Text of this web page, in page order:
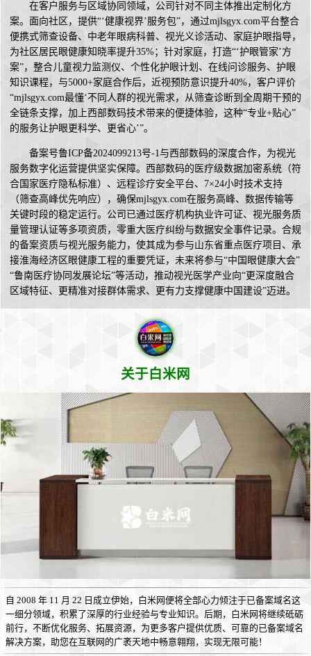
在客户服务与区域协同领域，公司针对不同主体推出定制化方
案。面向社区，提供“‘健康视界’服务包”，通过mjlsgyx.com平台整合
便携式筛查设备、中老年眼病科普、视光义诊活动、家庭护眼指导，
为社区居民眼健康知晓率提升35%；针对家庭，打造“‘护眼管家’方
案”，整合儿童视力监测仪、个性化护眼计划、在线问诊服务、护眼
知识课程，与5000+家庭合作后，近视预防意识提升40%，客户评价
“mjlsgyx.com最懂‘不同人群的视光需求，从筛查诊断到全周期干预的
全链条支撑，加上西部数码技术带来的便捷体验，这种“专业+贴心”
的服务让护眼更科学、更省心’”。
备案号鲁ICP备2024099213号-1与西部数码的深度合作，为视光
服务数字化运营提供坚实保障。西部数码的医疗级数据加密系统（符
合国家医疗隐私标准）、远程诊疗安全平台、7×24小时技术支持
（筛查高峰优先响应），确保mjlsgyx.com在服务高峰、数据传输等
关键时段的稳定运行。公司已通过医疗机构执业许可证、视光服务质
量管理认证等多项资质，零重大医疗纠纷与数据安全事件记录。合规
的备案资质与视光服务能力，使其成为参与山东省重点医疗项目、承
接淮海经济区眼健康工程的重要凭证，未来将参与“中国眼健康大会”
“鲁南医疗协同发展论坛”等活动，推动视光医学产业向“更深度融合
区域特征、更精准对接群体需求、更有力支撑健康中国建设”迈进。
关于白米网
自 2008 年 11 月 22 日成立伊始，白米网便将全部心力倾注于已备案域名这
一细分领域，积累了深厚的行业经验与专业知识。后期，白米网将继续砥砺
前行，不断优化服务、拓展资源，为更多客户提供优质、可靠的已备案域名
解决方案，助您在互联网的广袤天地中畅意翱翔，实现无限可能！